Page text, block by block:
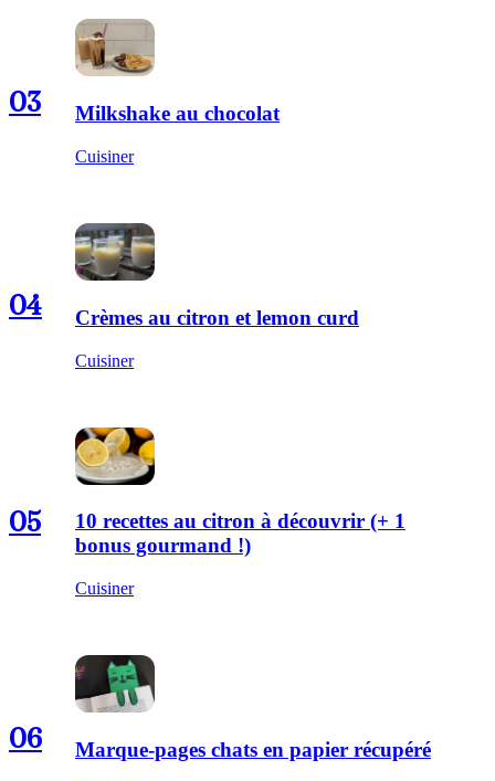
03 Milkshake au chocolat
Cuisiner
04 Crèmes au citron et lemon curd
Cuisiner
05
10 recettes au citron à découvrir (+ 1
bonus gourmand !)
Cuisiner
06 Marque-pages chats en papier récupéré